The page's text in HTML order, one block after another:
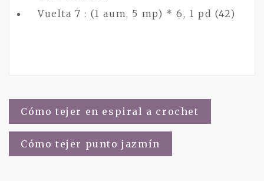
Vuelta 7 : (1 aum, 5 mp) * 6, 1 pd (42)
Navegación
de
Cómo tejer en espiral a crochet
Cómo tejer punto jazmín